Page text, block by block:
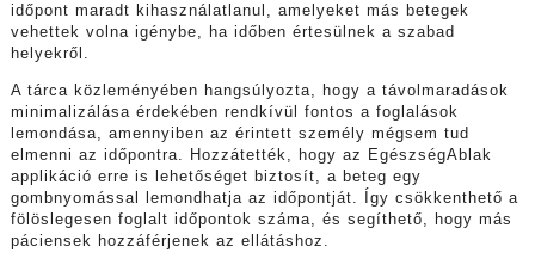
időpont maradt kihasználatlanul, amelyeket más betegek
vehettek volna igénybe, ha időben értesülnek a szabad
helyekről.
A tárca közleményében hangsúlyozta, hogy a távolmaradások
minimalizálása érdekében rendkívül fontos a foglalások
lemondása, amennyiben az érintett személy mégsem tud
elmenni az időpontra. Hozzátették, hogy az EgészségAblak
applikáció erre is lehetőséget biztosít, a beteg egy
gombnyomással lemondhatja az időpontját. Így csökkenthető a
fölöslegesen foglalt időpontok száma, és segíthető, hogy más
páciensek hozzáférjenek az ellátáshoz.